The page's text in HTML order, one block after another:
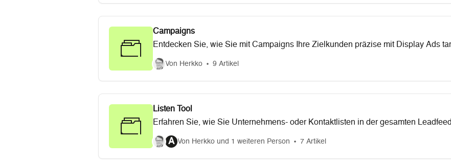
Campaigns
Entdecken Sie, wie Sie mit Campaigns Ihre Zielkunden präzise mit Display Ads
Von Herkko 9 Artikel
Listen Tool
Erfahren Sie, wie Sie Unternehmens- oder Kontaktlisten in der gesamten
und verwalten können.
A Von Herkko und 1 weiteren Person 7 Artikel